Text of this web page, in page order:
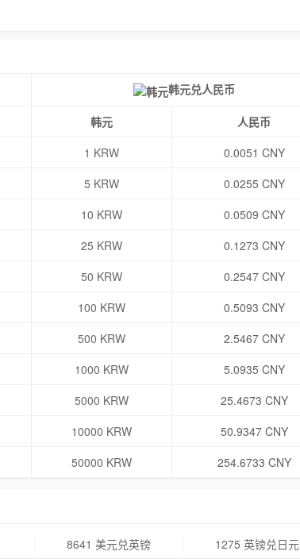
韩元兑人民币
韩元
人民币
1 KRW
0.0051 CNY
5 KRW
0.0255 CNY
10 KRW
0.0509 CNY
25 KRW
0.1273 CNY
50 KRW
0.2547 CNY
100 KRW
0.5093 CNY
500 KRW
2.5467 CNY
1000 KRW
5.0935 CNY
5000 KRW
25.4673 CNY
10000 KRW
50.9347 CNY
50000 KRW 254.6733 CNY
8641 美元兑英镑
1275 英镑兑日元